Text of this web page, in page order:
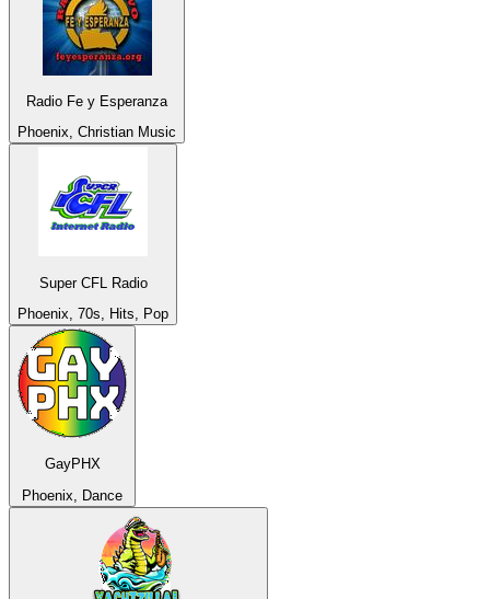
Radio Fe y Esperanza
Phoenix, Christian Music
Super CFL Radio
Phoenix, 70s, Hits, Pop
GayPHX
Phoenix, Dance